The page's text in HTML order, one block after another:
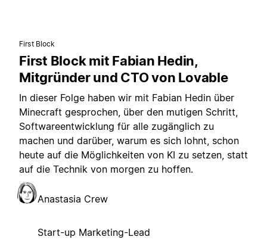
First Block
First Block mit Fabian Hedin,
Mitgründer und CTO von Lovable
In dieser Folge haben wir mit Fabian Hedin über
Minecraft gesprochen, über den mutigen Schritt,
Softwareentwicklung für alle zugänglich zu
machen und darüber, warum es sich lohnt, schon
heute auf die Möglichkeiten von KI zu setzen, statt
auf die Technik von morgen zu hoffen.
Anastasia Crew
Start-up Marketing-Lead